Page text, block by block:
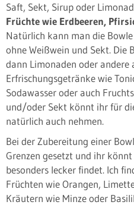
Saft, Sekt, Sirup oder
Früchte wie Erdbeeren,
Natürlich kann man die
ohne Weißwein und Sekt. Die
dann Limonaden oder andere
Erfrischungsgetränke wie
Sodawasser oder auch
und/oder Sekt könnt ihr für
natürlich auch nehmen.
Bei der Zubereitung einer
Grenzen gesetzt und ihr
besonders lecker findet. Ich
Früchten wie Orangen,
Kräutern wie Minze oder